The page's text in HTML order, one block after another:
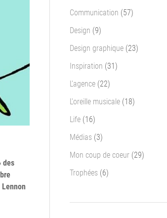
des
Communication (57)
Design (9)
Design graphique (23)
Inspiration (31)
L'agence (22)
L'oreille musicale (18)
Life (16)
Médias (3)
Mon coup de coeur (29)
Trophées (6)